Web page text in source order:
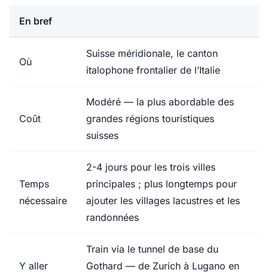
En bref
Où
Suisse méridionale, le canton
italophone frontalier de l’Italie
Coût
Modéré — la plus abordable des
grandes régions touristiques
suisses
Temps
nécessaire
2-4 jours pour les trois villes
principales ; plus longtemps pour
ajouter les villages lacustres et les
randonnées
Y aller
Train via le tunnel de base du
Gothard — de Zurich à Lugano en